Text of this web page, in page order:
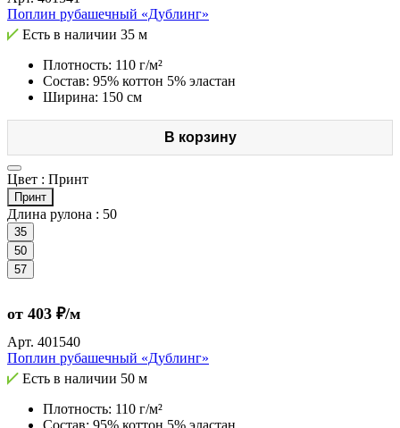
Поплин рубашечный «Дублинг»
Есть в наличии 35 м
Плотность: 110 г/м²
Состав: 95% коттон 5% эластан
Ширина: 150 см
В корзину
Цвет : Принт
Принт
Длина рулона : 50
35
50
57
от 403 ₽/м
Арт. 401540
Поплин рубашечный «Дублинг»
Есть в наличии 50 м
Плотность: 110 г/м²